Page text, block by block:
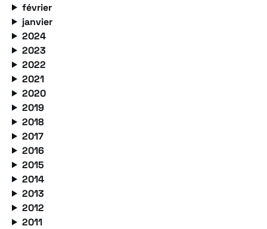
février
janvier
2024
2023
2022
2021
2020
2019
2018
2017
2016
2015
2014
2013
2012
2011